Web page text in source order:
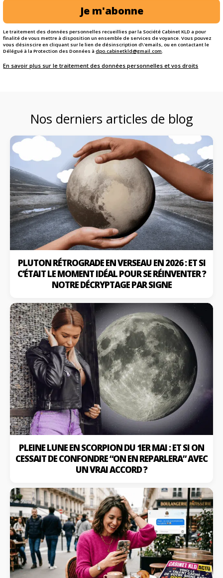
Je m'abonne
Le traitement des données personnelles recueillies par la Société Cabinet KLD a pour
finalité de vous mettre à disposition un ensemble de services de voyance. Vous pouvez
vous désinscire en cliquant sur le lien de désinscription d\'emails, ou en contactant le
Délégué à la Protection des Données àdpo.cabinetkld@gmail.com.
En savoir plus sur le traitement des données personnelles et vos droits
Nos derniers articles de blog
PLUTON RÉTROGRADE EN VERSEAU EN 2026 : ET SI
C’ÉTAIT LE MOMENT IDÉAL POUR SE RÉINVENTER ?
NOTRE DÉCRYPTAGE PAR SIGNE
PLEINE LUNE EN SCORPION DU 1ER MAI : ET SI ON
CESSAIT DE CONFONDRE “ON EN REPARLERA” AVEC
UN VRAI ACCORD ?